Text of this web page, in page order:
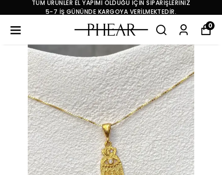
TÜM ÜRÜNLER EL YAPIMI OLDUĞU İÇİN SİPARİŞLERİNİZ
5-7 İŞ GÜNÜNDE KARGOYA VERİLMEKTEDİR.
0